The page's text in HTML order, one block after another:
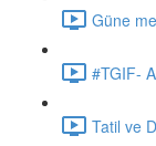
Güne
#TGIF-
Tatil ve